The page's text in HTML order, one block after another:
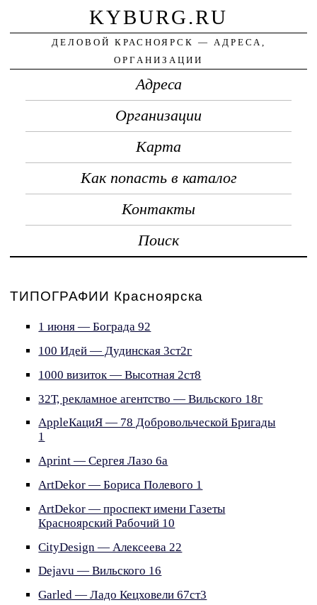
KYBURG.RU
ДЕЛОВОЙ КРАСНОЯРСК — АДРЕСА,
ОРГАНИЗАЦИИ
Адреса
Организации
Карта
Как попасть в каталог
Контакты
Поиск
ТИПОГРАФИИ Красноярска
1 июня — Бограда 92
100 Идей — Дудинская 3ст2г
1000 визиток — Высотная 2ст8
32Т, рекламное агентство — Вильского 18г
AppleКациЯ — 78 Добровольческой Бригады
1
Aprint — Сергея Лазо 6а
ArtDekor — Бориса Полевого 1
ArtDekor — проспект имени Газеты
Красноярский Рабочий 10
CityDesign — Алексеева 22
Dejavu — Вильского 16
Garled — Ладо Кецховели 67ст3